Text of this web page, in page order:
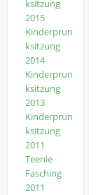
ksitzung
2015
Kinderprun
ksitzung
2014
Kinderprun
ksitzung
2013
Kinderprun
ksitzung
2011
Teenie
Fasching
2011